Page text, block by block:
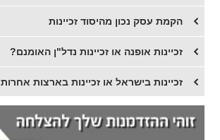
הקמת עסק נכון מהיסוד זכיינות
זכיינות אופנה או זכיינות נדל"ן האומנם?
זכיינות בישראל או זכיינות בארצות אחרות